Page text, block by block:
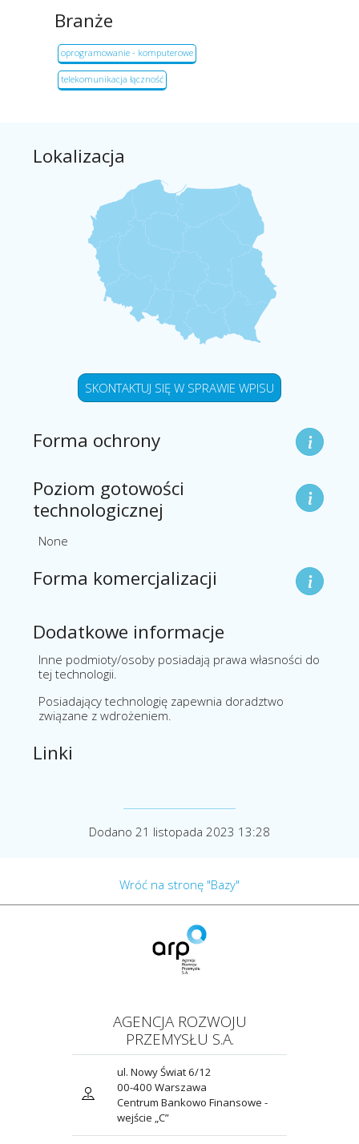
Branże
oprogramowanie - komputerowe
telekomunikacja łączność
Lokalizacja
SKONTAKTUJ SIĘ W SPRAWIE WPISU
Forma ochrony
Poziom gotowości
technologicznej
None
Forma komercjalizacji
Dodatkowe informacje
Inne podmioty/osoby posiadają prawa własności do
tej technologii.
Posiadający technologię zapewnia doradztwo
związane z wdrożeniem.
Linki
Dodano 21 listopada 2023 13:28
Wróć na stronę "Bazy"
AGENCJA ROZWOJU
PRZEMYSŁU S.A.
ul. Nowy Świat 6/12
00-400 Warszawa
Centrum Bankowo Finansowe -
wejście „C”